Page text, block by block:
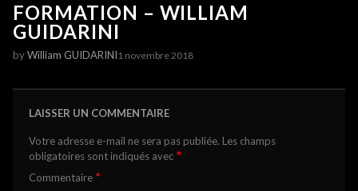
FORMATION – WILLIAM
GUIDARINI
byWilliam GUIDARINI 1 novembre 2018
LAISSER UN COMMENTAIRE
Votre adresse e-mail ne sera pas publiée. Les champs
obligatoires sont indiqués avec *
Commentaire *